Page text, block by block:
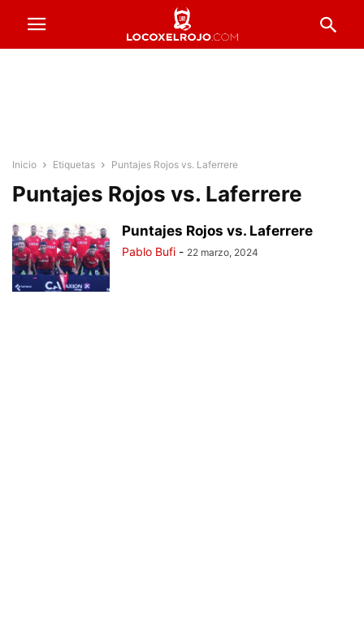
Inicio Etiquetas Puntajes Rojos vs. Laferrere
Puntajes Rojos vs. Laferrere
Puntajes Rojos vs. Laferrere
Pablo Bufi - 22 marzo, 2024